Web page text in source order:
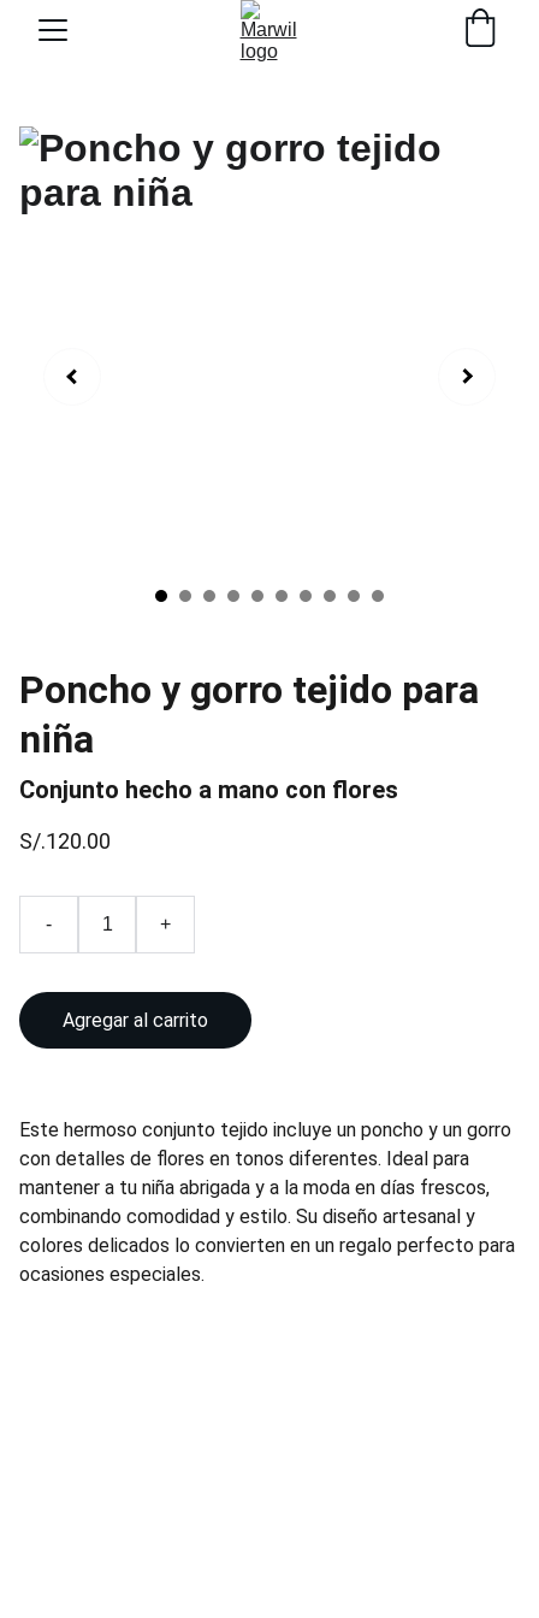
Poncho y gorro tejido para
niña
Conjunto hecho a mano con flores
S/.120.00
- +
Agregar al carrito
Este hermoso conjunto tejido incluye un poncho y un gorro
con detalles de flores en tonos diferentes. Ideal para
mantener a tu niña abrigada y a la moda en días frescos,
combinando comodidad y estilo. Su diseño artesanal y
colores delicados lo convierten en un regalo perfecto para
ocasiones especiales.